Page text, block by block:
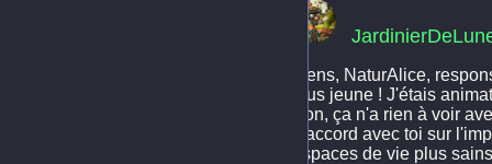
Tiens, NaturAlice,
plus jeune ! J'étais
Bon, ça n'a rien à voir
d'accord avec toi sur
espaces de vie plus